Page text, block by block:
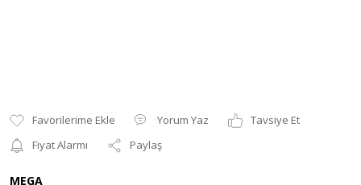
Yorum Yaz
Tavsiye Et
Fiyat Alarmı
Paylaş
MEGA